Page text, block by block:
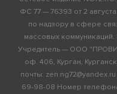
ФС 77 — 76393 от 2
по надзору в сфере
массовых
Учредитель — ООО
оф. 406, Курган,
почты:
69-98-08 Номер